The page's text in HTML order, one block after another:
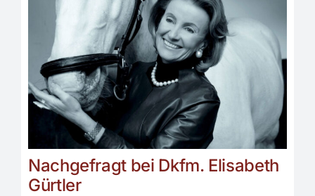
Nachgefragt bei Dkfm. Elisabeth
Gürtler